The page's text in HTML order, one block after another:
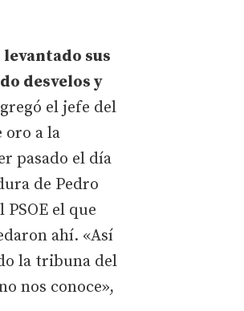
sus
desvelos y
el jefe del
oro a la
pasado el día
de Pedro
el que
ahí. «Así
la tribuna del
nos conoce»,